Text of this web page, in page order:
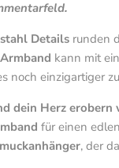
Detailsrunden
kann mit
noch einzigartiger
dein Herz erobern
für einen
, der